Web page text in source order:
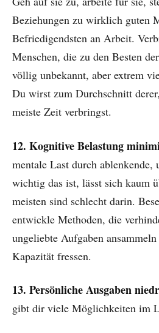
Beziehungen zu wirklich guten
Befriedigendsten an Arbeit.
Menschen, die zu den Besten
völlig unbekannt, aber extrem
Du wirst zum Durchschnitt
meiste Zeit verbringst.
12. Kognitive Belastung
mentale Last durch
wichtig das ist, lässt sich kaum
meisten sind schlecht darin.
entwickle Methoden, die
ungeliebte Aufgaben
Kapazität fressen.
13. Persönliche Ausgaben
gibt dir viele Möglichkeiten im